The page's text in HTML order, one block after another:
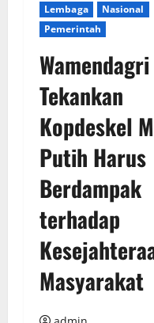
Lembaga
Nasional
Pemerintah
Tekankan
Kopdeskel
Putih Harus
Berdampak
terhadap
Masyarakat